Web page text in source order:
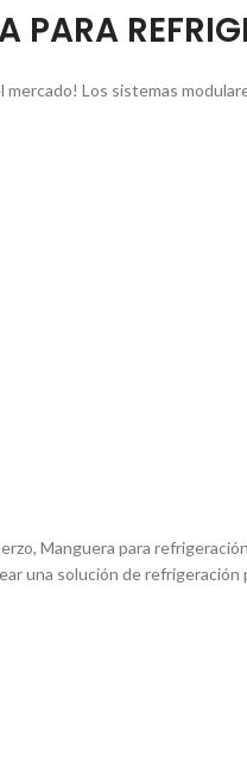
PARA
Los sistemas
Manguera para
una solución de refrigeración